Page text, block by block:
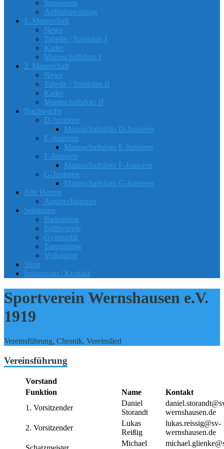
Sponsoren
Aufnahmeantrag
1. Mannschaft
News
Tabelle / Spielplan I
Kader
Mannschaftsfoto I
2. Mannschaft
News
Tabelle / Spielplan II
Kader
Mannschaftsfoto II
Nachwuchs
D-Junioren
Mannschaftsfoto D-Junioren
E-Junioren
Mannschaftsfoto E-Junioren
F-Junioren
Mannschaftsfoto F-Junioren
G-Junioren
Mannschaftsfoto G-Junioren
Alte Herren
Ansprechpartner
Sektionen
Badminton
Ballfreunde
Gymnastik
Tanzgruppe
Volkssport
Shop
Impressum / Kontakt
Sportverein Wernshausen e.V.
1919
Vereinsführung, Chronik, Vereinslied
Vereinsführung
Vorstand
Funktion
Name
Kontakt
1. Vorsitzender
Daniel
Storandt
wernshausen.de
2. Vorsitzender
Lukas
Reißig
lukas.reissig@sv-
wernshausen.de
Michael